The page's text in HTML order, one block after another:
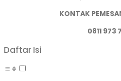
KONTAK
0811 973
Daftar Isi